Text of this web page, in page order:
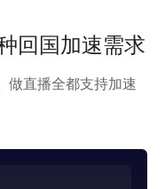
回国加速需求
做直播全都支持加速